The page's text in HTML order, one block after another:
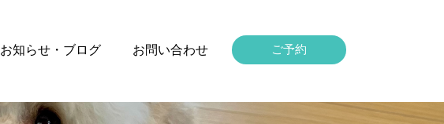
お知らせ・ブログ お問い合わせ ご予約